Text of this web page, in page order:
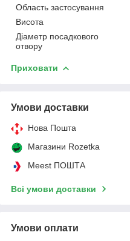
Область застосування
Висота
Діаметр посадкового
отвору
Приховати
Умови доставки
Нова Пошта
Магазини Rozetka
Meest ПОШТА
Всі умови доставки
Умови оплати